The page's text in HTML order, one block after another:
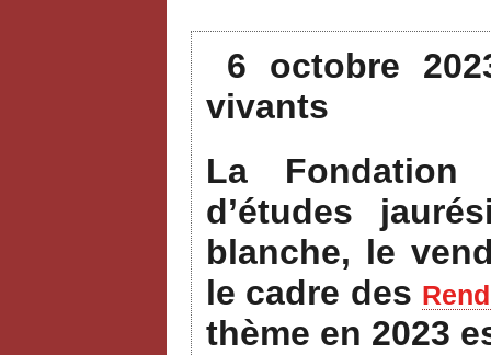
6 octobre
vivants
La Fondation
d’études
blanche, le
le cadre des
thème en 2023